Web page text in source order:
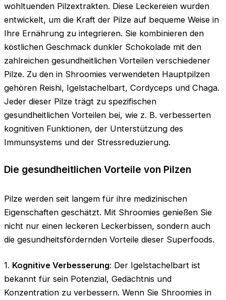
wohltuenden Pilzextrakten. Diese Leckereien wurden
entwickelt, um die Kraft der Pilze auf bequeme Weise in
Ihre Ernährung zu integrieren. Sie kombinieren den
köstlichen Geschmack dunkler Schokolade mit den
zahlreichen gesundheitlichen Vorteilen verschiedener
Pilze. Zu den in Shroomies verwendeten Hauptpilzen
gehören Reishi, Igelstachelbart, Cordyceps und Chaga.
Jeder dieser Pilze trägt zu spezifischen
gesundheitlichen Vorteilen bei, wie z. B. verbesserten
kognitiven Funktionen, der Unterstützung des
Immunsystems und der Stressreduzierung.
Die gesundheitlichen Vorteile von Pilzen
Pilze werden seit langem für ihre medizinischen
Eigenschaften geschätzt. Mit Shroomies genießen Sie
nicht nur einen leckeren Leckerbissen, sondern auch
die gesundheitsfördernden Vorteile dieser Superfoods.
1. Kognitive Verbesserung: Der Igelstachelbart ist
bekannt für sein Potenzial, Gedächtnis und
Konzentration zu verbessern. Wenn Sie Shroomies in